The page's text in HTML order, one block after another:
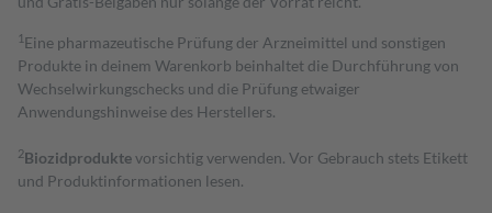
1 Eine pharmazeutische Prüfung der Arzneimittel und sonstigen
Produkte in deinem Warenkorb beinhaltet die Durchführung von
Wechselwirkungschecks und die Prüfung etwaiger
Anwendungshinweise des Herstellers.
2Biozidproduktevorsichtig verwenden. Vor Gebrauch stets Etikett
und Produktinformationen lesen.